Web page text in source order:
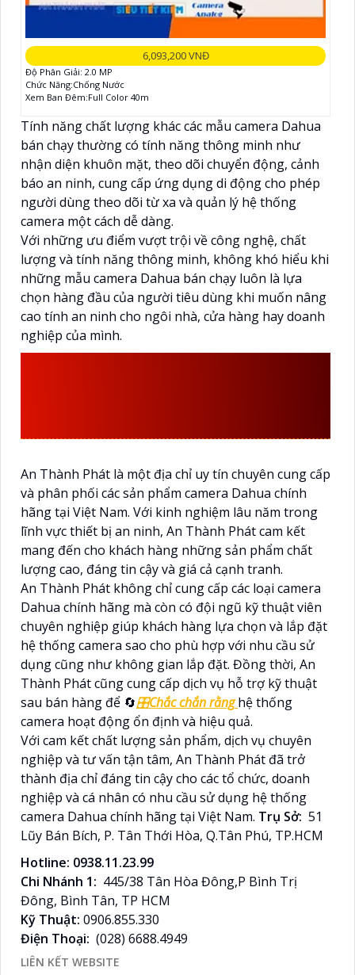
6,093,200 VNĐ
Độ Phân Giải: 2.0 MP
Chức Năng:Chống Nước
Xem Ban Đêm:Full Color 40m
Tính năng chất lượng khác các mẫu camera Dahua
bán chạy thường có tính năng thông minh như
nhận diện khuôn mặt, theo dõi chuyển động, cảnh
báo an ninh, cung cấp ứng dụng di động cho phép
người dùng theo dõi từ xa và quản lý hệ thống
camera một cách dễ dàng.
Với những ưu điểm vượt trội về công nghệ, chất
lượng và tính năng thông minh, không khó hiểu khi
những mẫu camera Dahua bán chạy luôn là lựa
chọn hàng đầu của người tiêu dùng khi muốn nâng
cao tính an ninh cho ngôi nhà, cửa hàng hay doanh
nghiệp của mình.
An Thành Phát là một địa chỉ uy tín chuyên cung cấp
và phân phối các sản phẩm camera Dahua chính
hãng tại Việt Nam. Với kinh nghiệm lâu năm trong
lĩnh vực thiết bị an ninh, An Thành Phát cam kết
mang đến cho khách hàng những sản phẩm chất
lượng cao, đáng tin cậy và giá cả cạnh tranh.
An Thành Phát không chỉ cung cấp các loại camera
Dahua chính hãng mà còn có đội ngũ kỹ thuật viên
chuyên nghiệp giúp khách hàng lựa chọn và lắp đặt
hệ thống camera sao cho phù hợp với nhu cầu sử
dụng cũng như không gian lắp đặt. Đồng thời, An
Thành Phát cũng cung cấp dịch vụ hỗ trợ kỹ thuật
sau bán hàng để 🔄🎛Chắc chắn rằng hệ thống
camera hoạt động ổn định và hiệu quả.
Với cam kết chất lượng sản phẩm, dịch vụ chuyên
nghiệp và tư vấn tận tâm, An Thành Phát đã trở
thành địa chỉ đáng tin cậy cho các tổ chức, doanh
nghiệp và cá nhân có nhu cầu sử dụng hệ thống
camera Dahua chính hãng tại Việt Nam. Trụ Sở: 51
Lũy Bán Bích, P. Tân Thới Hòa, Q.Tân Phú, TP.HCM
Hotline: 0938.11.23.99
Chi Nhánh 1: 445/38 Tân Hòa Đông,P Bình Trị
Đông, Bình Tân, TP HCM
Kỹ Thuật: 0906.855.330
Điện Thoại: (028) 6688.4949
LIÊN KẾT WEBSITE